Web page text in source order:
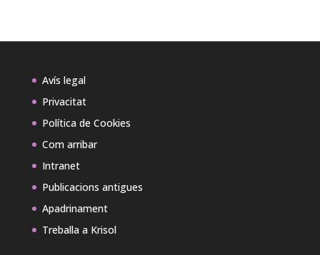
Avís legal
Privacitat
Política de Cookies
Com arribar
Intranet
Publicacions antigues
Apadrinament
Treballa a Krisol